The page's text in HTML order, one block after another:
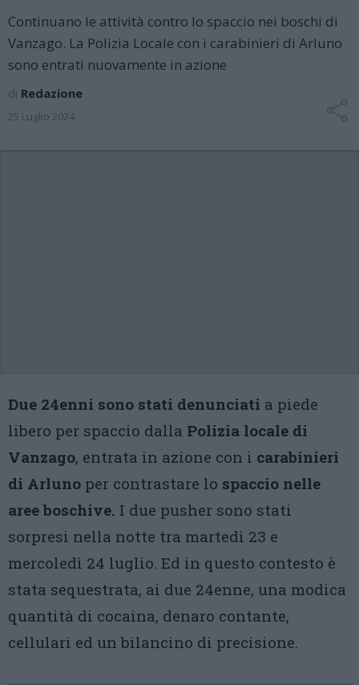
Continuano le attività contro lo spaccio nei boschi di
Vanzago. La Polizia Locale con i carabinieri di Arluno
sono entrati nuovamente in azione
di Redazione
25 Luglio 2024
Due 24enni sono stati denunciati a piede
libero per spaccio dalla Polizia locale di
Vanzago, entrata in azione con i carabinieri
di Arluno per contrastare lo spaccio nelle
aree boschive. I due pusher sono stati
sorpresi nella notte tra martedì 23 e
mercoledì 24 luglio. Ed in questo contesto è
stata sequestrata, ai due 24enne, una modica
quantità di cocaina, denaro contante,
cellulari ed un bilancino di precisione.